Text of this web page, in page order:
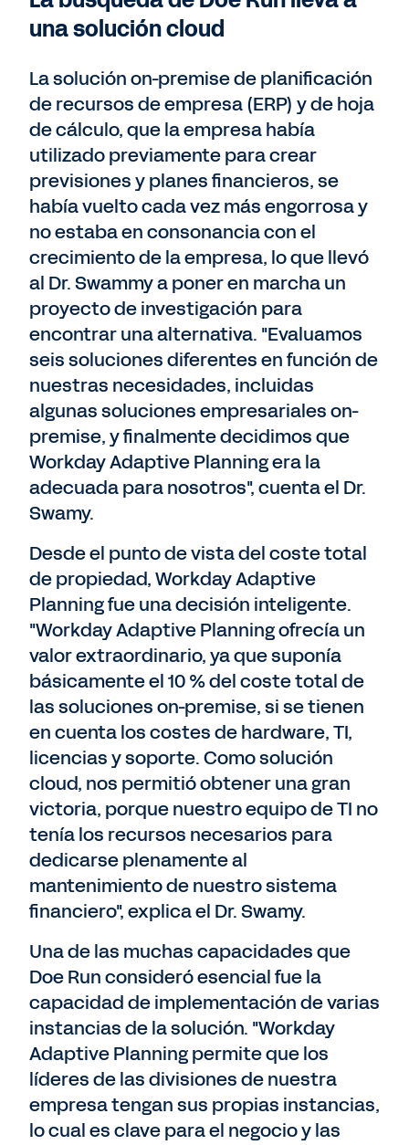
una solución cloud
La solución on-premise de planificación
de recursos de empresa (ERP) y de hoja
de cálculo, que la empresa había
utilizado previamente para crear
previsiones y planes financieros, se
había vuelto cada vez más engorrosa y
no estaba en consonancia con el
crecimiento de la empresa, lo que llevó
al Dr. Swammy a poner en marcha un
proyecto de investigación para
encontrar una alternativa. "Evaluamos
seis soluciones diferentes en función de
nuestras necesidades, incluidas
algunas soluciones empresariales on-
premise, y finalmente decidimos que
Workday Adaptive Planning era la
adecuada para nosotros", cuenta el Dr.
Swamy.
Desde el punto de vista del coste total
de propiedad, Workday Adaptive
Planning fue una decisión inteligente.
"Workday Adaptive Planning ofrecía un
valor extraordinario, ya que suponía
básicamente el 10 % del coste total de
las soluciones on-premise, si se tienen
en cuenta los costes de hardware, TI,
licencias y soporte. Como solución
cloud, nos permitió obtener una gran
victoria, porque nuestro equipo de TI no
tenía los recursos necesarios para
dedicarse plenamente al
mantenimiento de nuestro sistema
financiero", explica el Dr. Swamy.
Una de las muchas capacidades que
Doe Run consideró esencial fue la
capacidad de implementación de varias
instancias de la solución. "Workday
Adaptive Planning permite que los
líderes de las divisiones de nuestra
empresa tengan sus propias instancias,
lo cual es clave para el negocio y las